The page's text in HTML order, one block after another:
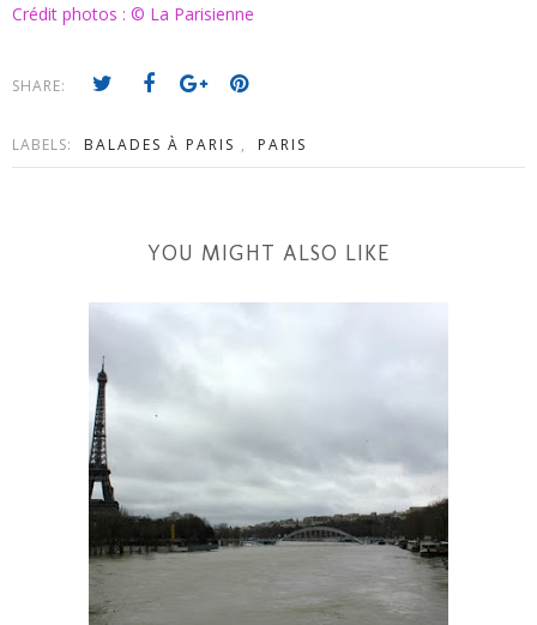
Crédit photos : © La Parisienne
SHARE:
LABELS: BALADES À PARIS , PARIS
YOU MIGHT ALSO LIKE